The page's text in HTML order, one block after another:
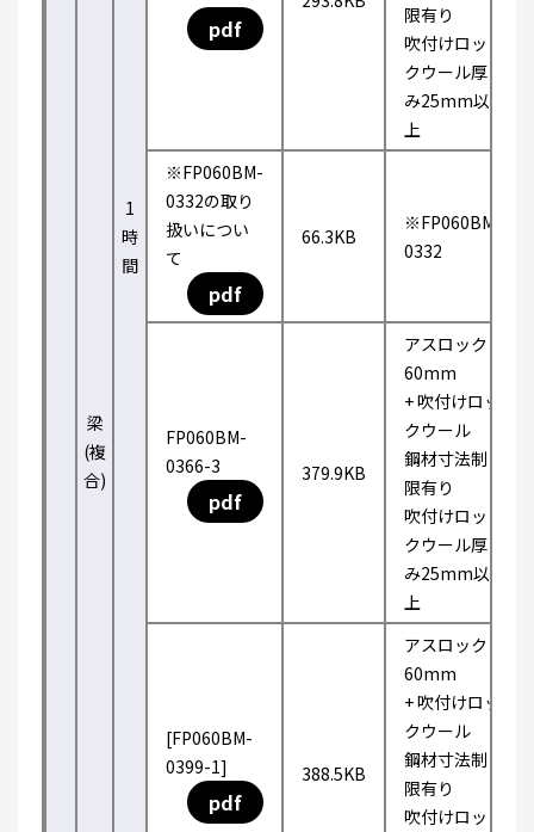
梁
(複
合)
1
時
間
pdf
限有り
吹付けロッ
クウール厚
み25mm以
上
※FP060BM-
0332の取り
扱いについ
て
pdf
66.3KB
※FP060BM-
0332
FP060BM-
0366-3
pdf
379.9KB
アスロック
60mm
+ 吹付けロッ
クウール
鋼材寸法制
限有り
吹付けロッ
クウール厚
み25mm以
上
[FP060BM-
0399-1]
pdf
388.5KB
アスロック
60mm
+ 吹付けロッ
クウール
鋼材寸法制
限有り
吹付けロッ